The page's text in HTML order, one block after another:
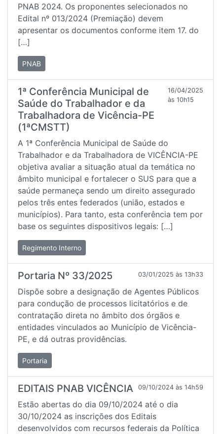
PNAB 2024. Os proponentes selecionados no
Edital nº 013/2024 (Premiação) devem
apresentar os documentos conforme item 17. do
[…]
PNAB
1ª Conferência Municipal de
Saúde do Trabalhador e da
Trabalhadora de Vicência-PE
(1ªCMSTT)
16/04/2025
às 10h15
A 1ª Conferência Municipal de Saúde do
Trabalhador e da Trabalhadora de VICÊNCIA-PE
objetiva avaliar a situação atual da temática no
âmbito municipal e fortalecer o SUS para que a
saúde permaneça sendo um direito assegurado
pelos três entes federados (união, estados e
municípios). Para tanto, esta conferência tem por
base os seguintes dispositivos legais: […]
Regimento Interno
Portaria Nº 33/2025 03/01/2025 às 13h33
Dispõe sobre a designação de Agentes Públicos
para condução de processos licitatórios e de
contratação direta no âmbito dos órgãos e
entidades vinculados ao Município de Vicência-
PE, e dá outras providências.
Portaria
EDITAIS PNAB VICÊNCIA 09/10/2024 às 14h59
Estão abertas do dia 09/10/2024 até o dia
30/10/2024 as inscrições dos Editais
desenvolvidos com recursos federais da Política